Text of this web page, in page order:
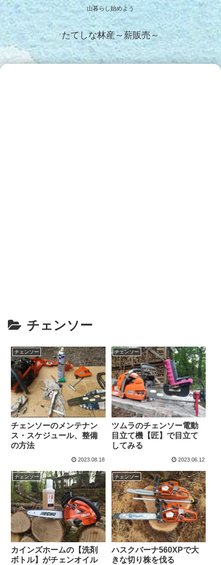
山暮らし始めよう
たてしな林産～薪販売～
チェンソー
チェンソー
チェンソーのメンテナン
ス・スケジュール、整備
の方法
2023.08.18
チェンソー
ツムラのチェンソー電動
目立て機【匠】で目立て
してみる
2023.06.12
チェンソー
カインズホームの【洗剤
ボトル】がチェンオイル
チェンソー
ハスクバーナ560XPで大
きな切り株を伐る